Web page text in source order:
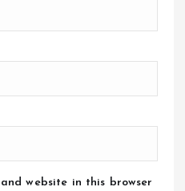
website in this browser